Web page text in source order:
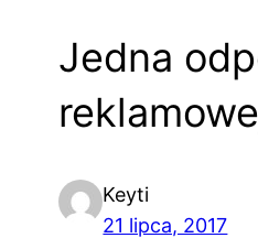
Jedna
Keyti
21 lipca, 2017